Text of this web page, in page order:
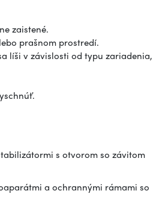
zaistené.
prašnom prostredí.
líši v závislosti od typu zariadenia,
s otvorom so závitom
a ochrannými rámami so